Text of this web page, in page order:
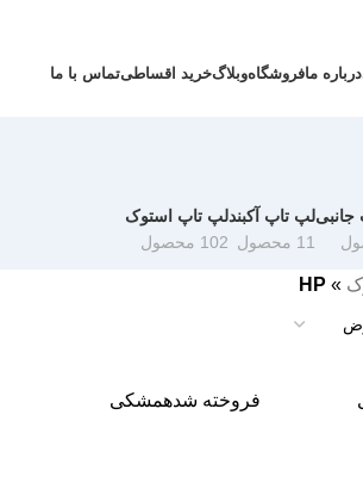
درباره مافروشگاهوبلاگخرید اقساطیتماس با ما
لپ تاپ آکبند
11 محصول
لپ تاپ استوک
102 محصول
»
HP
فروخته شدهمشکی